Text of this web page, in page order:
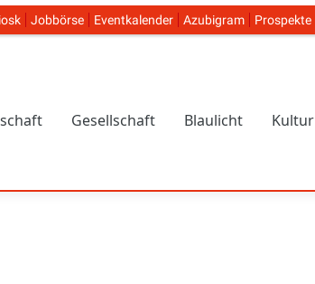
Navigation
Jobbörse Eventkalender Azubigram Prospekte
Gesellschaft Blaulicht Kultur